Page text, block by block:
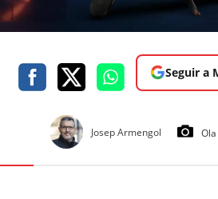
Seguir a
Josep Armengol Ola